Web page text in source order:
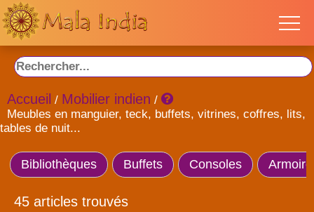
Accueil / Mobilier indien /
Meubles en manguier, teck, buffets, vitrines, coffres, lits,
tables de nuit...
Bibliothèques Buffets Consoles
45 articles trouvés